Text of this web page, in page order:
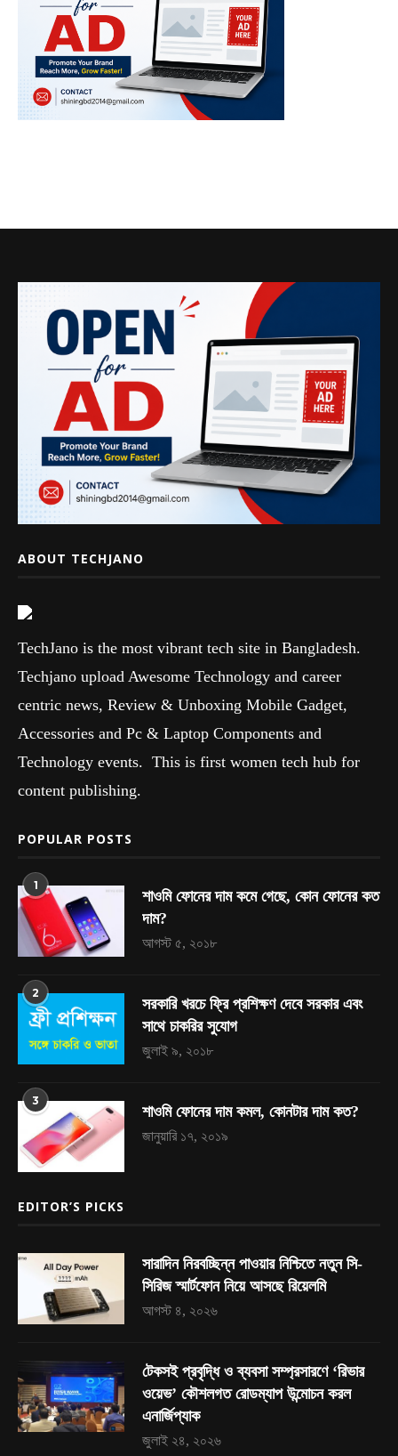
ABOUT TECHJANO
TechJano is the most vibrant tech site in Bangladesh.
Techjano upload Awesome Technology and career
centric news, Review & Unboxing Mobile Gadget,
Accessories and Pc & Laptop Components and
Technology events. This is first women tech hub for
content publishing.
POPULAR POSTS
1
শাওমি ফোনের দাম কমে গেছে, কোন ফোনের কত
দাম?
আগস্ট ৫, ২০১৮
2
সরকারি খরচে ফ্রি প্রশিক্ষণ দেবে সরকার এবং
সাথে চাকরির সুযোগ
জুলাই ৯, ২০১৮
3
শাওমি ফোনের দাম কমল, কোনটার দাম কত?
জানুয়ারি ১৭, ২০১৯
EDITOR’S PICKS
সারাদিন নিরবচ্ছিন্ন পাওয়ার নিশ্চিতে নতুন সি-
সিরিজ স্মার্টফোন নিয়ে আসছে রিয়েলমি
আগস্ট ৪, ২০২৬
টেকসই প্রবৃদ্ধি ও ব্যবসা সম্প্রসারণে ‘রিভার
ওয়েভ’ কৌশলগত রোডম্যাপ উন্মোচন করল
এনার্জিপ্যাক
জুলাই ২৪, ২০২৬